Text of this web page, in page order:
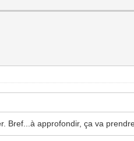
Bref...à approfondir, ça va